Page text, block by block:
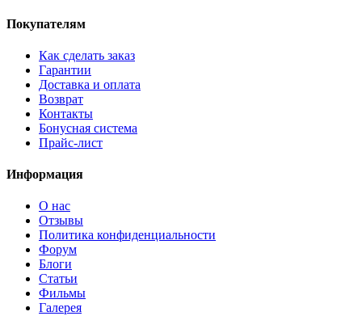
Покупателям
Как сделать заказ
Гарантии
Доставка и оплата
Возврат
Контакты
Бонусная система
Прайс-лист
Информация
О нас
Отзывы
Политика конфиденциальности
Форум
Блоги
Статьи
Фильмы
Галерея